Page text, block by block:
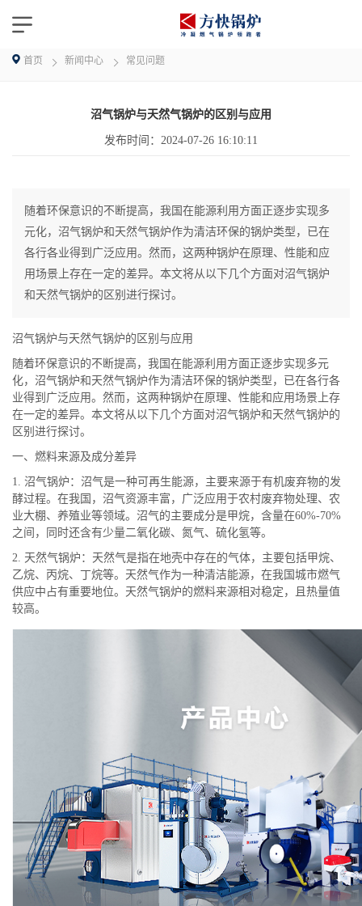
首页 新闻中心 常见问题
沼气锅炉与天然气锅炉的区别与应用
发布时间： 2024-07-26 16:10:11
随着环保意识的不断提高，我国在能源利用方面正逐步实现多
元化，沼气锅炉和天然气锅炉作为清洁环保的锅炉类型，已在
各行各业得到广泛应用。然而，这两种锅炉在原理、性能和应
用场景上存在一定的差异。本文将从以下几个方面对沼气锅炉
和天然气锅炉的区别进行探讨。
沼气锅炉与天然气锅炉的区别与应用
随着环保意识的不断提高，我国在能源利用方面正逐步实现多元
化，沼气锅炉和天然气锅炉作为清洁环保的锅炉类型，已在各行各
业得到广泛应用。然而，这两种锅炉在原理、性能和应用场景上存
在一定的差异。本文将从以下几个方面对沼气锅炉和天然气锅炉的
区别进行探讨。
一、燃料来源及成分差异
1. 沼气锅炉：沼气是一种可再生能源，主要来源于有机废弃物的发
酵过程。在我国，沼气资源丰富，广泛应用于农村废弃物处理、农
业大棚、养殖业等领域。沼气的主要成分是甲烷，含量在60%-70%
之间，同时还含有少量二氧化碳、氮气、硫化氢等。
2. 天然气锅炉：天然气是指在地壳中存在的气体，主要包括甲烷、
乙烷、丙烷、丁烷等。天然气作为一种清洁能源，在我国城市燃气
供应中占有重要地位。天然气锅炉的燃料来源相对稳定，且热量值
较高。